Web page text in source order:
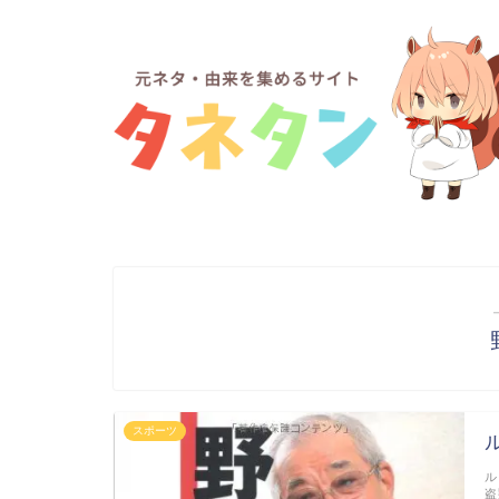
スポーツ